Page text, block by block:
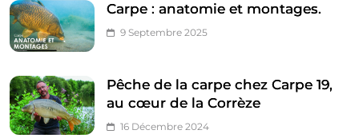
Carpe : anatomie et montages.
9 Septembre 2025
Pêche de la carpe chez Carpe 19,
au cœur de la Corrèze
16 Décembre 2024